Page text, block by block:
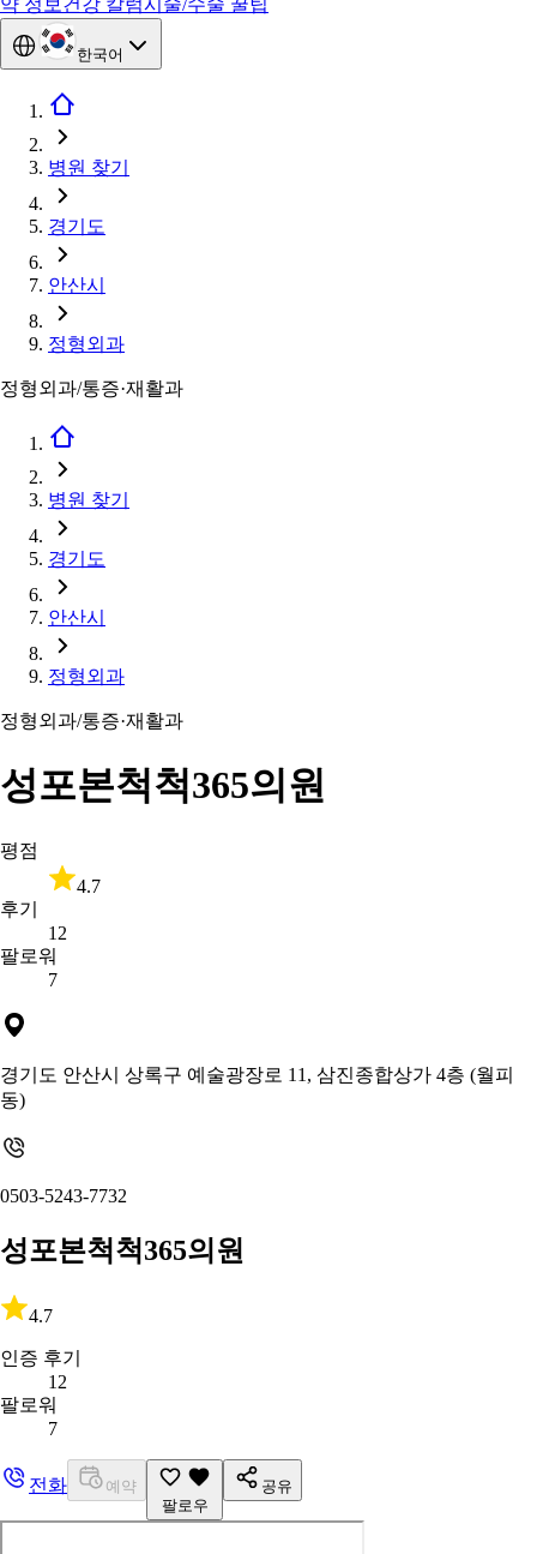
약 정보 건강 칼럼시술/수술 꿀팁
한국어
병원 찾기
경기도
안산시
정형외과
정형외과/통증·재활과
병원 찾기
경기도
안산시
정형외과
정형외과/통증·재활과
성포본척척365의원
평점
4.7
후기
12
팔로워
7
경기도 안산시 상록구 예술광장로 11, 삼진종합상가 4층 (월피
동)
0503-5243-7732
성포본척척365의원
4.7
인증 후기
12
팔로워
7
전화
예약
팔로우
공유